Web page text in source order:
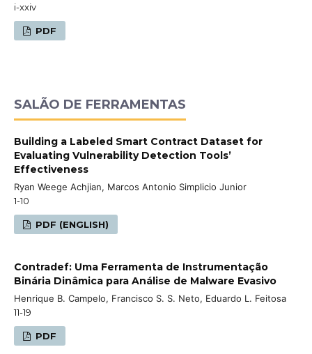
i-xxiv
PDF
SALÃO DE FERRAMENTAS
Building a Labeled Smart Contract Dataset for
Evaluating Vulnerability Detection Tools’
Effectiveness
Ryan Weege Achjian, Marcos Antonio Simplicio Junior
1-10
PDF (ENGLISH)
Contradef: Uma Ferramenta de Instrumentação
Binária Dinâmica para Análise de Malware Evasivo
Henrique B. Campelo, Francisco S. S. Neto, Eduardo L. Feitosa
11-19
PDF